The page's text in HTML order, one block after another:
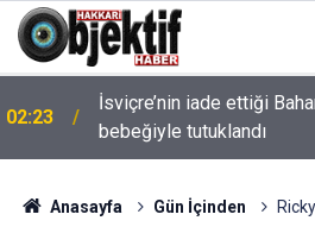
02:23
İsviçre’nin iade ettiği
bebeğiyle tutuklandı
Anasayfa Gün İçinden